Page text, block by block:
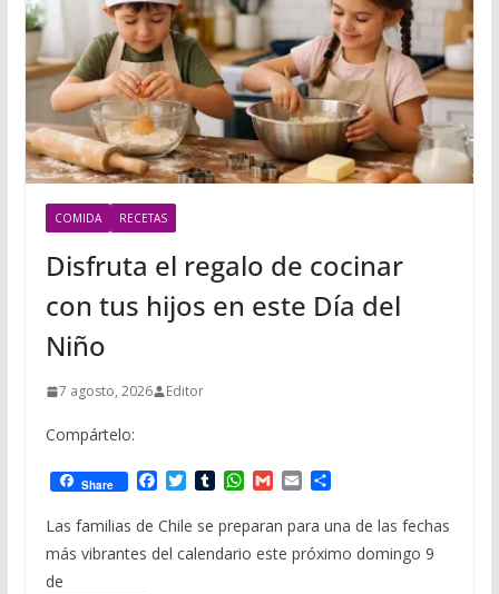
COMIDA RECETAS
Disfruta el regalo de cocinar
con tus hijos en este Día del
Niño
7 agosto, 2026 Editor
Compártelo:
Share
F
c
b
T
i
t
T
m
b
l
W
a
t
s
G
a
l
E
a
l
C
m
a
Las familias de Chile se preparan para una de las fechas
más vibrantes del calendario este próximo domingo 9
de